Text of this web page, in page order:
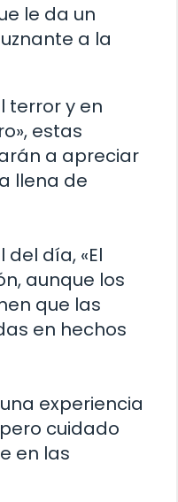
le da un
a la
terror y en
estas
a apreciar
llena de
día, «El
aunque los
que las
en hechos
experiencia
cuidado
en las